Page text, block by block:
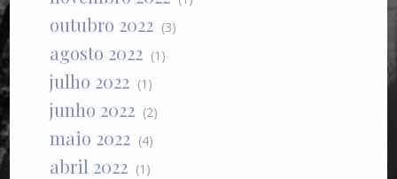
outubro 2022 (3)
agosto 2022 (1)
julho 2022 (1)
junho 2022 (2)
maio 2022 (4)
abril 2022 (1)